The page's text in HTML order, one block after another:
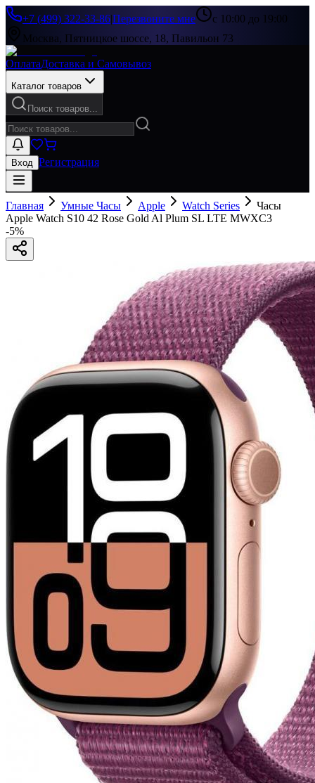
+7 (499) 322-33-86|Перезвоните мне
с 10:00 до 19:00
Москва, Пятницкое шоссе, 18, Павильон 73
ОплатаДоставка и Самовывоз
Каталог товаров
Поиск товаров...
Вход Регистрация
Главная Умные Часы Apple Watch Series
Часы
Apple Watch S10 42 Rose Gold Al Plum SL LTE MWXC3
-5%